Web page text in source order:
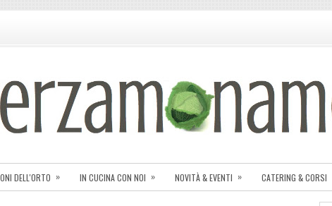
DELL'ORTO » IN CUCINA CON NOI » NOVITÀ & EVENTI » CATERING & CORSI